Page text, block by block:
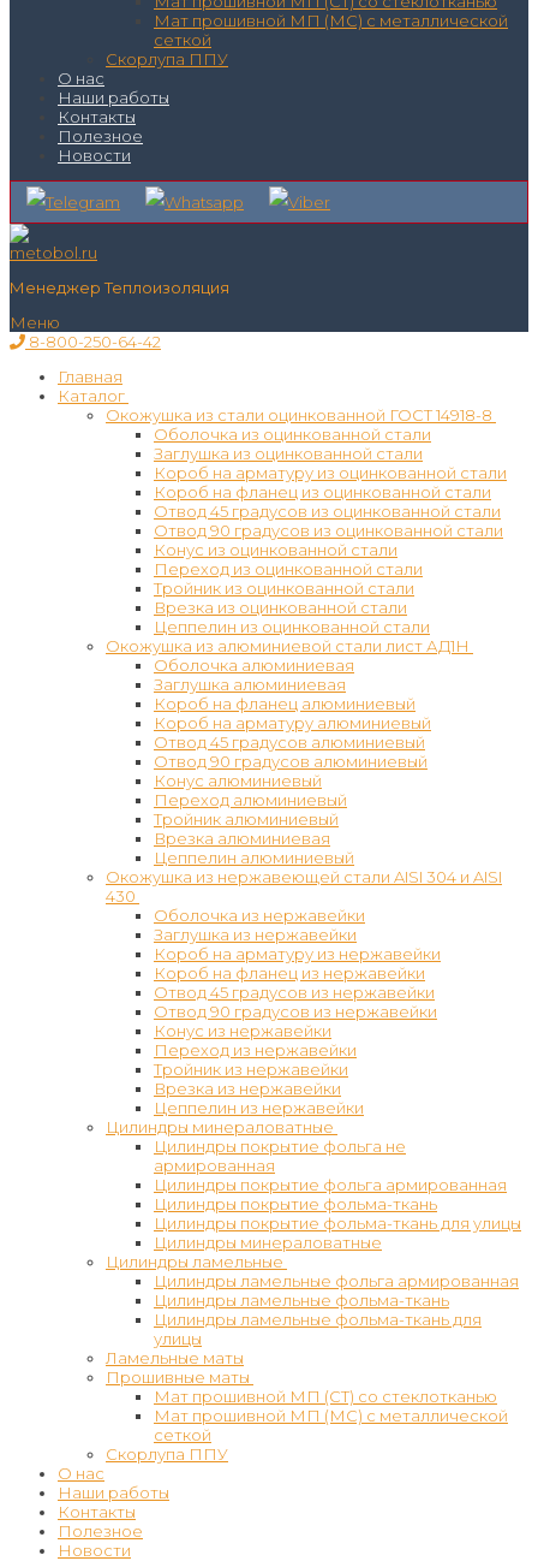
Мат прошивной МП (МС) с металлической
сеткой
Скорлупа ППУ
О нас
Наши работы
Контакты
Полезное
Новости
Менеджер Теплоизоляция
Меню
8-800-250-64-42
Главная
Каталог
Окожушка из стали оцинкованной ГОСТ 14918-8
Оболочка из оцинкованной стали
Заглушка из оцинкованной стали
Короб на арматуру из оцинкованной стали
Короб на фланец из оцинкованной стали
Отвод 45 градусов из оцинкованной стали
Отвод 90 градусов из оцинкованной стали
Конус из оцинкованной стали
Переход из оцинкованной стали
Тройник из оцинкованной стали
Врезка из оцинкованной стали
Цеппелин из оцинкованной стали
Окожушка из алюминиевой стали лист АД1Н
Оболочка алюминиевая
Заглушка алюминиевая
Короб на фланец алюминиевый
Короб на арматуру алюминиевый
Отвод 45 градусов алюминиевый
Отвод 90 градусов алюминиевый
Конус алюминиевый
Переход алюминиевый
Тройник алюминиевый
Врезка алюминиевая
Цеппелин алюминиевый
Окожушка из нержавеющей стали AISI 304 и AISI
430
Оболочка из нержавейки
Заглушка из нержавейки
Короб на арматуру из нержавейки
Короб на фланец из нержавейки
Отвод 45 градусов из нержавейки
Отвод 90 градусов из нержавейки
Конус из нержавейки
Переход из нержавейки
Тройник из нержавейки
Врезка из нержавейки
Цеппелин из нержавейки
Цилиндры минераловатные
Цилиндры покрытие фольга не
армированная
Цилиндры покрытие фольга армированная
Цилиндры покрытие фольма-ткань
Цилиндры покрытие фольма-ткань для улицы
Цилиндры минераловатные
Цилиндры ламельные
Цилиндры ламельные фольга армированная
Цилиндры ламельные фольма-ткань
Цилиндры ламельные фольма-ткань для
улицы
Ламельные маты
Прошивные маты
Мат прошивной МП (СТ) со стеклотканью
Мат прошивной МП (МС) с металлической
сеткой
Скорлупа ППУ
О нас
Наши работы
Контакты
Полезное
Новости